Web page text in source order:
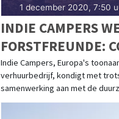
1 december 2020, 7:50
INDIE CAMPERS
FORSTFREUNDE:
VOOR JE
PLANTEN VAN
Indie Campers, Europa's
verhuurbedrijf, kondigt met
samenwerking aan met de